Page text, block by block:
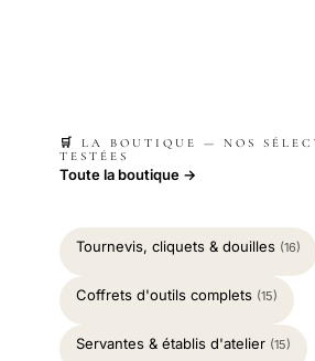
🛒 LA BOUTIQUE — NOS
TESTÉES
Toute la boutique →
Tournevis, cliquets & douilles (16)
Coffrets d'outils complets (15)
Servantes & établis d'atelier (15)